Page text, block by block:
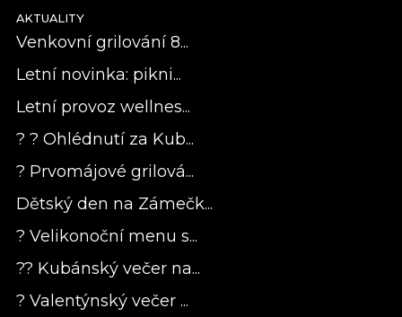
AKTUALITY
Venkovní grilování 8...
Letní novinka: pikni...
Letní provoz wellnes...
? ? Ohlédnutí za Kub...
? Prvomájové grilová...
Dětský den na Zámečk...
? Velikonoční menu s...
?? Kubánský večer na...
? Valentýnský večer ...